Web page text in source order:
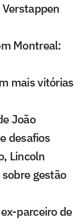
Montreal:
mais vitórias
João
desafios
Lincoln
gestão
parceiro de